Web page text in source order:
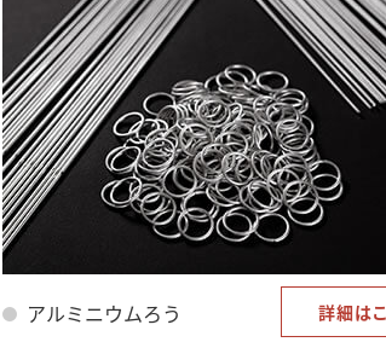
アルミニウムろう 詳細は